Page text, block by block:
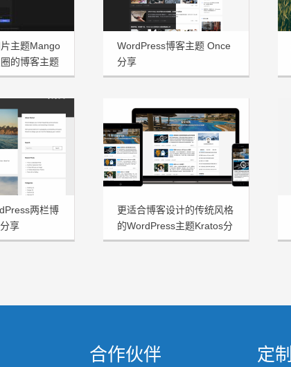
主题Mango
的博客主题
WordPress博客主题 Once
分享
两栏博
享
更适合博客设计的传统风格
的WordPress主题Kratos分
享
合作伙伴 定